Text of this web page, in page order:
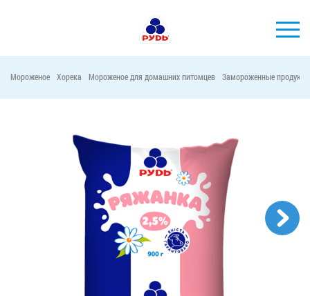
КОМПАНИЯ
ПОТРЕБИТЕЛЯМ
АКЦИИ
ПРЕСС-ЦЕНТР
ХОРЕКА
Тендерные закупки
Мороженое Хорека Мороженое для домашних питомцев Замороженные продукты